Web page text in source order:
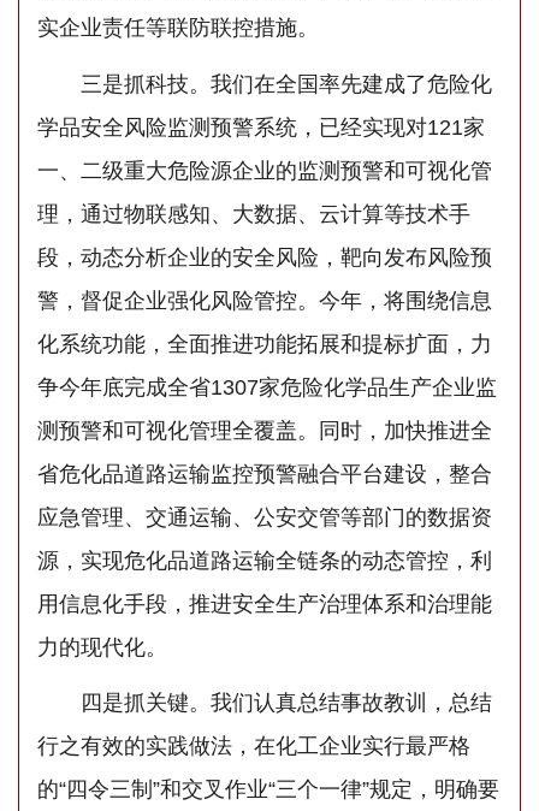
实企业责任等联防联控措施。
三是抓科技。我们在全国率先建成了危险化
学品安全风险监测预警系统，已经实现对121家
一、二级重大危险源企业的监测预警和可视化管
理，通过物联感知、大数据、云计算等技术手
段，动态分析企业的安全风险，靶向发布风险预
警，督促企业强化风险管控。今年，将围绕信息
化系统功能，全面推进功能拓展和提标扩面，力
争今年底完成全省1307家危险化学品生产企业监
测预警和可视化管理全覆盖。同时，加快推进全
省危化品道路运输监控预警融合平台建设，整合
应急管理、交通运输、公安交管等部门的数据资
源，实现危化品道路运输全链条的动态管控，利
用信息化手段，推进安全生产治理体系和治理能
力的现代化。
四是抓关键。我们认真总结事故教训，总结
行之有效的实践做法，在化工企业实行最严格
的“四令三制”和交叉作业“三个一律”规定，明确要